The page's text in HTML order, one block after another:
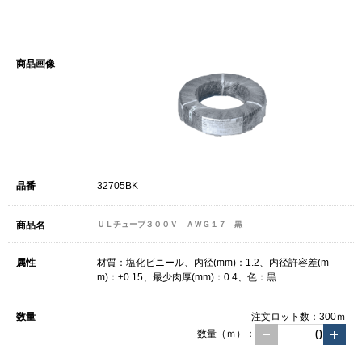
32705BK
ＵＬチューブ３００Ｖ ＡＷＧ１７ 黒
材質：塩化ビニール、内径(mm)：1.2、内径許容差(m
m)：±0.15、最少肉厚(mm)：0.4、色：黒
注文ロット数： 300ｍ
数量（ｍ）：